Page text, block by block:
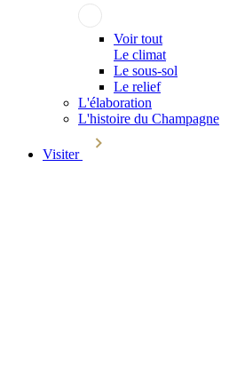
Voir tout
Le climat
Le sous-sol
Le relief
L'élaboration
L'histoire du Champagne
Visiter